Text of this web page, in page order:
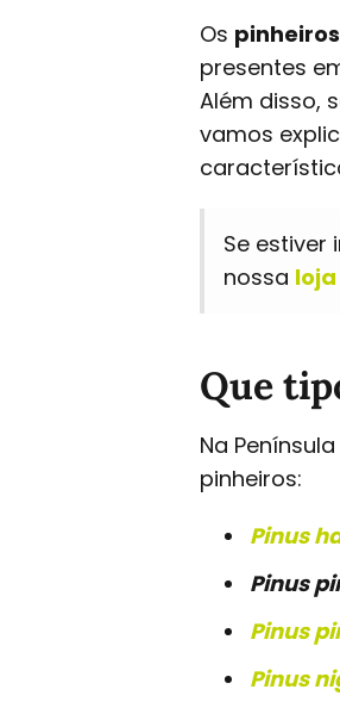
Os pinheiros
presentes
Além disso,
vamos
Se estiver
nossa
Que
Na
pinheiros:
Pinus
Pinus
Pinus
Pinus